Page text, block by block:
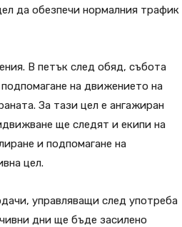
да обезпечи нормалния трафик
В петък след обяд, събота
на движението на
За тази цел е ангажиран
ще следят и екипи на
и подпомагане на
цел.
управляващи след употреба
дни ще бъде засилено